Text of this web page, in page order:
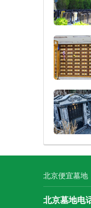
北京便宜墓地
北京墓地电